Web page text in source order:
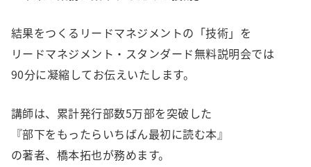
結果をつくるリードマネジメントの「技術」を
リードマネジメント・スタンダード無料説明会では
90分に凝縮してお伝えいたします。
講師は、累計発行部数5万部を突破した
『部下をもったらいちばん最初に読む本』
の著者、橋本拓也が務めます。